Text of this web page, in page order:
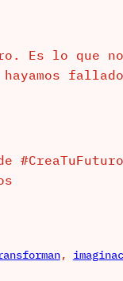
Es lo que
,